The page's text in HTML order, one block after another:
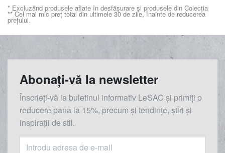
* Excluzând produsele aflate în desfășurare și produsele din Colecția
** Cel mai mic preț total din ultimele 30 de zile, înainte de reducerea
prețului.
Abonați-vă la newsletter
Înscrieți-vă la buletinul informativ LeSAC și primiți o
reducere pana la 15%, precum și tendințe, știri și
inspirații de stil.